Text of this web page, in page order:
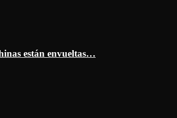
están envueltas…